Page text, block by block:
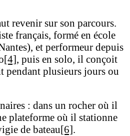
revenir sur son parcours.
français, formé en école
et performeur depuis
[4] , puis en solo, il conçoit
pendant plusieurs jours ou
: dans un rocher où il
plateforme où il stationne
de bateau[6].